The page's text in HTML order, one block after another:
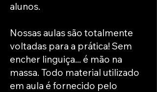
alunos.
Nossas aulas são totalmente
voltadas para a prática! Sem
encher linguiça... é mão na
massa. Todo material utilizado
em aula é fornecido pelo